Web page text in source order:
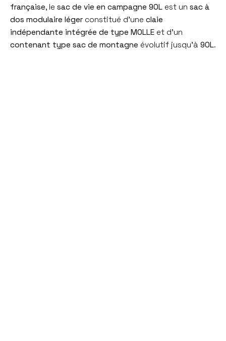
française, le sac de vie en campagne 90L est un sac à
dos modulaire léger constitué d’une claie
indépendante intégrée de type MOLLE et d’un
contenant type sac de montagne évolutif jusqu’à 90L.